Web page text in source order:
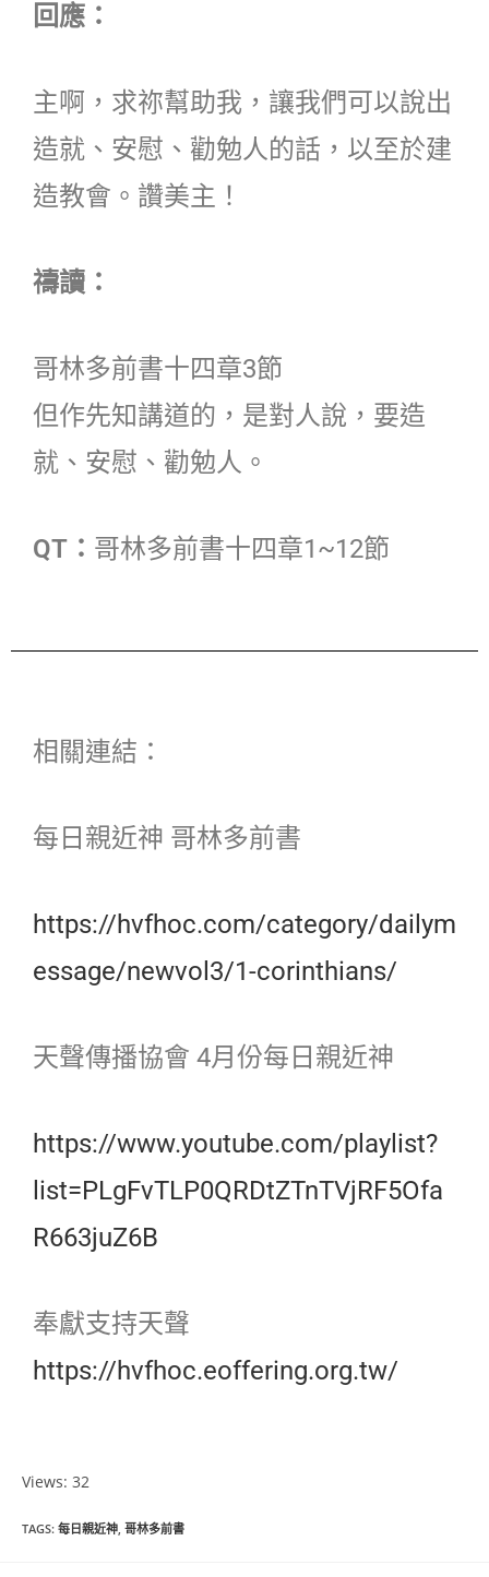
回應：
主啊，求祢幫助我，讓我們可以說出
造就、安慰、勸勉人的話，以至於建
造教會。讚美主！
禱讀：
哥林多前書十四章3節
但作先知講道的，是對人說，要造
就、安慰、勸勉人。
QT： 哥林多前書十四章1~12節
相關連結：
每日親近神 哥林多前書
https://hvfhoc.com/category/dailym
essage/newvol3/1-corinthians/
天聲傳播協會 4月份每日親近神
https://www.youtube.com/playlist?
list=PLgFvTLP0QRDtZTnTVjRF5Ofa
R663juZ6B
奉獻支持天聲
https://hvfhoc.eoffering.org.tw/
Views: 32
TAGS: 每日親近神, 哥林多前書